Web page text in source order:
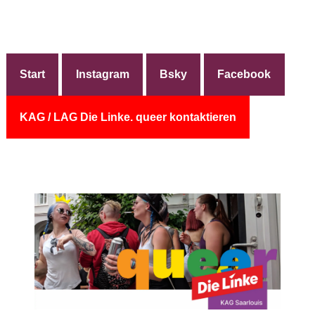
Start Instagram Bsky Facebook
KAG / LAG Die Linke. queer kontaktieren